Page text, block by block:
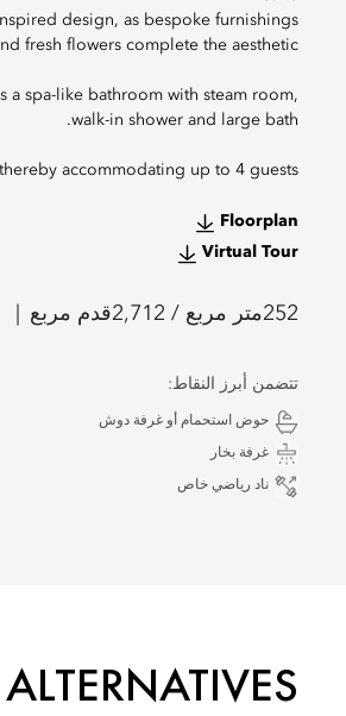
design, as bespoke furnishings
fresh flowers complete the aesthetic.
spa-like bathroom with steam room,
walk-in shower and large bath.
accommodating up to 4 guests.
Floorplan
Virtual Tour
252متر مربع / 2,712قدم مربع
تتضمن أبرز النقاط:
حوض استحمام أو غرفة دوش
غرفة بخار
ناد رياضي خاص